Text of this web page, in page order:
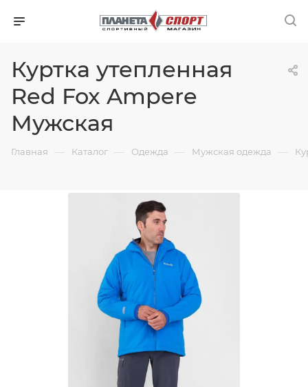
Куртка утепленная
Red Fox Ampere
Мужская
Главная — Каталог — Одежда — Мужская одежда —